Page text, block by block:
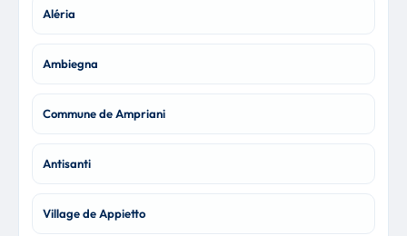
Aléria
Ambiegna
Commune de Ampriani
Antisanti
Village de Appietto